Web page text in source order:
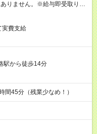
りません。※給与即受取りサ
実費支給
駅から徒歩14分
間45分（残業少なめ！）